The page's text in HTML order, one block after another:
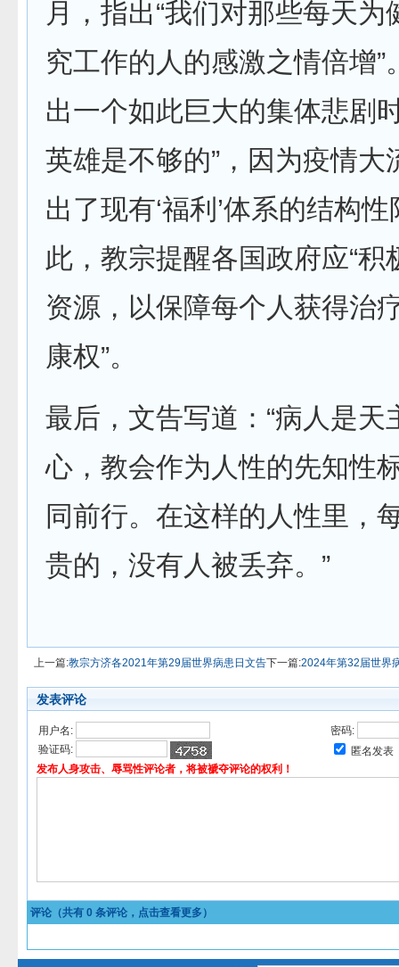
月，指出“我们对那些每天为
究工作的人的感激之情倍增”
出一个如此巨大的集体悲剧
英雄是不够的”，因为疫情大
出了现有‘福利’体系的结构性
此，教宗提醒各国政府应“积
资源，以保障每个人获得治
康权”。
最后，文告写道：“病人是天
心，教会作为人性的先知性
同前行。在这样的人性里，
贵的，没有人被丢弃。”
上一篇:教宗方济各2021年第29届世界病患日文告下一篇:2024年第32届世界
发表评论
用户名:
密码:
验证码:
匿名发表
发布人身攻击、辱骂性评论者，将被褫夺评论的权利！
评论（共有 0 条评论，点击查看更多）